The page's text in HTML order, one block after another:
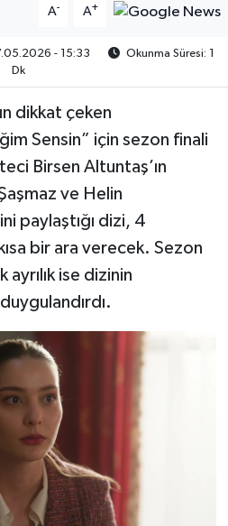
A- A+
- 15:33
Okunma Süresi: 1
Dk
dikkat çeken
Sensin” için sezon finali
Birsen Altuntaş’ın
ve Helin
paylaştığı dizi, 4
bir ara verecek. Sezon
ise dizinin